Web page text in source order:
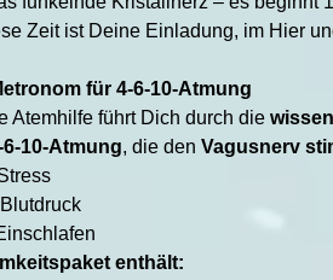
Zeit ist Deine Einladung, im Hier
für 4-6-10-Atmung
Atemhilfe führt Dich durch die
10-Atmung, die den Vagusnerv
enthält: